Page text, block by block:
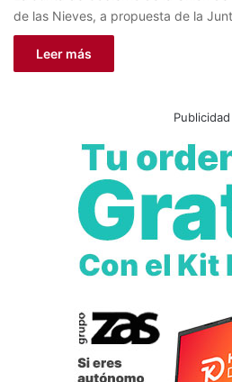
de las Nieves, a propuesta de la
Leer más
Publicidad